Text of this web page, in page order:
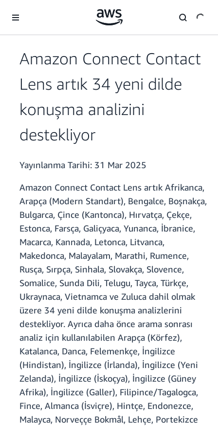
Amazon Connect Contact
Lens artık 34 yeni dilde
konuşma analizini
destekliyor
Yayınlanma Tarihi: 31 Mar 2025
Amazon Connect Contact Lens artık Afrikanca,
Arapça (Modern Standart), Bengalce, Boşnakça,
Bulgarca, Çince (Kantonca), Hırvatça, Çekçe,
Estonca, Farsça, Galiçyaca, Yunanca, İbranice,
Macarca, Kannada, Letonca, Litvanca,
Makedonca, Malayalam, Marathi, Rumence,
Rusça, Sırpça, Sinhala, Slovakça, Slovence,
Somalice, Sunda Dili, Telugu, Tayca, Türkçe,
Ukraynaca, Vietnamca ve Zuluca dahil olmak
üzere 34 yeni dilde konuşma analizlerini
destekliyor. Ayrıca daha önce arama sonrası
analiz için kullanılabilen Arapça (Körfez),
Katalanca, Danca, Felemenkçe, İngilizce
(Hindistan), İngilizce (İrlanda), İngilizce (Yeni
Zelanda), İngilizce (İskoçya), İngilizce (Güney
Afrika), İngilizce (Galler), Filipince/Tagalogca,
Fince, Almanca (İsviçre), Hintçe, Endonezce,
Malayca, Norveççe Bokmål, Lehçe, Portekizce